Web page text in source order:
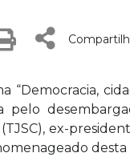
“Democracia,
pelo
ex-